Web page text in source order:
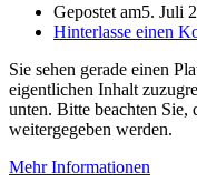
Gepostet am5. Juli
Hinterlasse einen
Sie sehen gerade einen
eigentlichen Inhalt
unten. Bitte beachten Sie,
weitergegeben werden.
Mehr Informationen